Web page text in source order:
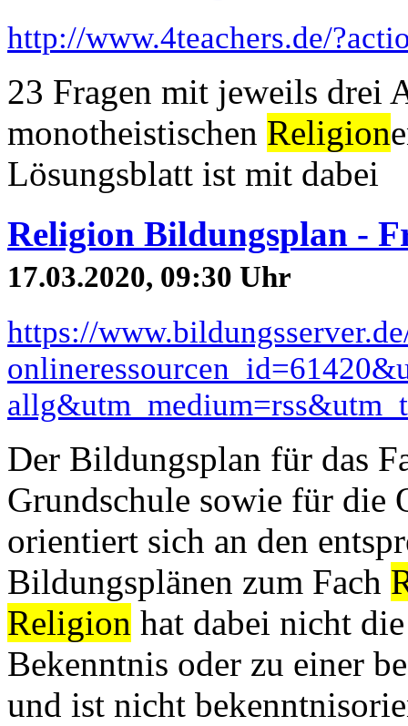
http://www.4teachers.de/
23 Fragen mit jeweils drei
monotheistischen Religion
Lösungsblatt ist mit dabei
Religion Bildungsplan -
17.03.2020, 09:30 Uhr
https://
Der Bildungsplan für das
Grundschule sowie für die
orientiert sich an den
Bildungsplänen zum Fach
Religion hat dabei nicht
Bekenntnis oder zu einer
und ist nicht